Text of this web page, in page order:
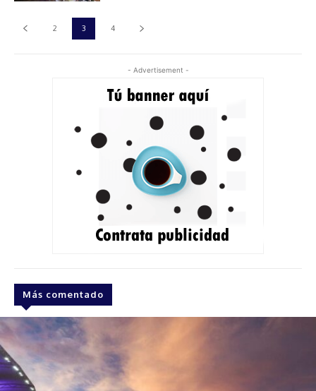
- Advertisement -
Más comentado
2 3 4